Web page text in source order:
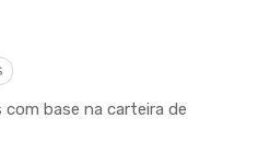
base na carteira de